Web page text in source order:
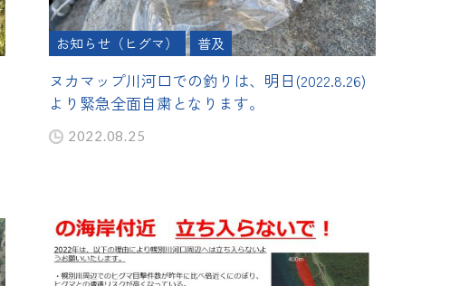
お知らせ（ヒグマ） 普及
ヌカマップ川河口での釣りは、明日(2022.8.26)
より緊急全面自粛となります。
2022.08.25